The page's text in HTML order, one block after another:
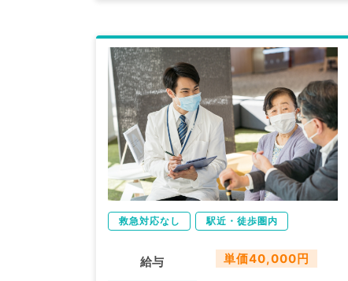
救急対応なし 駅近・徒歩圏内
給与 単価40,000円